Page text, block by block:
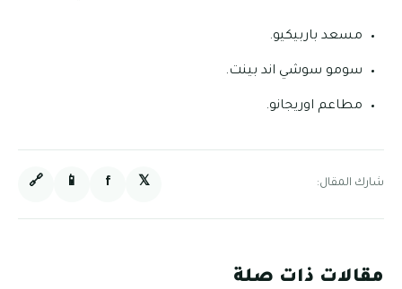
مسعد باربيكيو.
سومو سوشي اند بينت.
مطاعم اوريجانو.
شارك المقال: 𝕏
f
📱
🔗
مقالات ذات صلة